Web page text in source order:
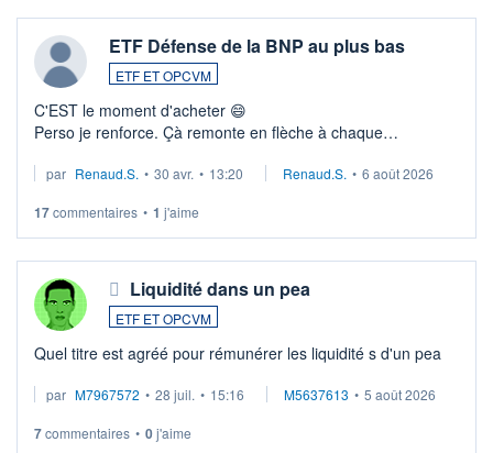
ETF Défense de la BNP au plus bas
ETF ET OPCVM
C'EST le moment d'acheter 😄​
Perso je renforce. Çà remonte en flèche à chaque
Investissement long terme tip top pour sa retraite.
par Renaud.S. • 30 avr. • 13:20 Renaud.S. • 6 août 2026
17commentaires • 1 j'aime
Liquidité dans un pea
ETF ET OPCVM
Quel titre est agréé pour rémunérer les liquidité s d'un pea
par M7967572 • 28 juil. • 15:16 M5637613 • 5 août 2026
7commentaires • 0j'aime